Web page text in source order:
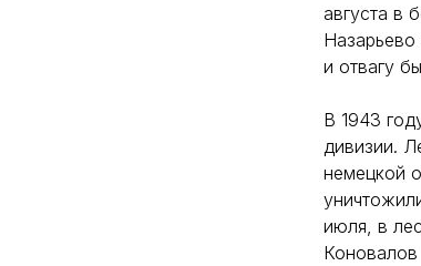
августа в
и отвагу
В 1943
дивизии.
немецкой
июля, в